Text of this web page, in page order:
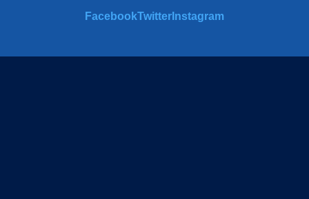
FacebookTwitter Instagram